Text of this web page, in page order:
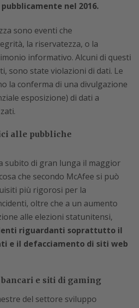
nel 2016.
sono eventi che
la riservatezza, o la
informativo. Alcuni di questi
sono state violazioni di dati. Le
la conferma di una divulgazione
esposizione) di dati a
alle pubbliche
subito di gran lunga il maggior
che secondo McAfee si può
più rigorosi per la
oltre che a un aumento
alle elezioni statunitensi,
riguardanti soprattutto il
e il defacciamento di siti web
e siti di gaming
del settore sviluppo